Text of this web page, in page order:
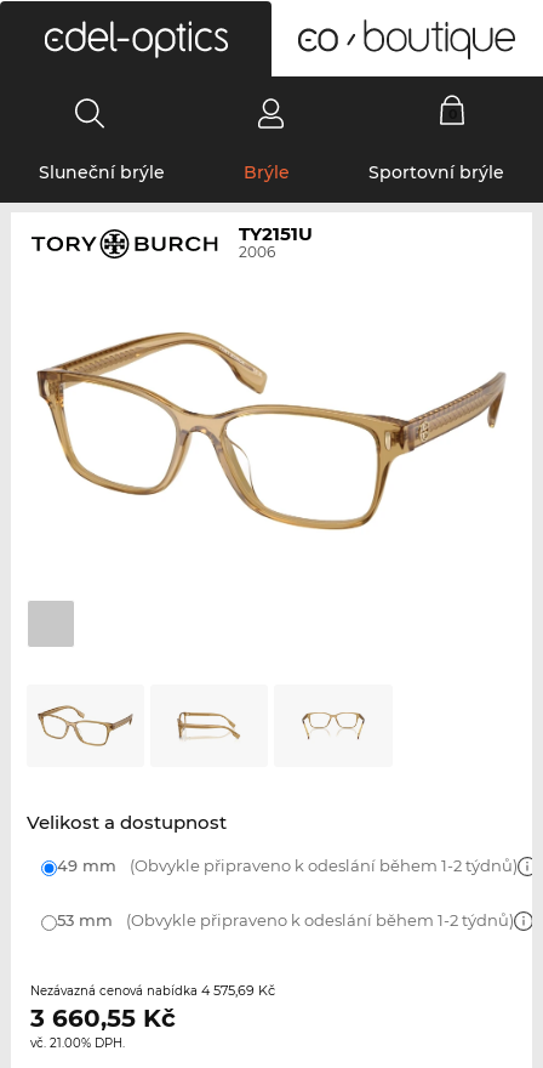
Sluneční brýle Brýle Sportovní brýle
TY2151U
2006
Velikost a dostupnost
49 mm (Obvykle připraveno k odeslání během 1-2 týdnů)
53 mm (Obvykle připraveno k odeslání během 1-2 týdnů)
Nezávazná cenová nabídka 4 575,69 Kč
3 660,55Kč
vč. 21.00% DPH.